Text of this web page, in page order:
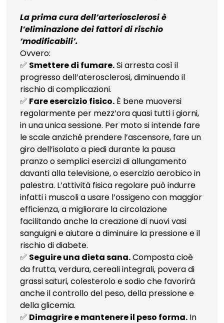
La prima cura dell’arteriosclerosi è
l’eliminazione dei fattori di rischio
‘modificabili’.
Ovvero:
✅ Smettere di fumare.Si arresta così il
progresso dell’aterosclerosi, diminuendo il
rischio di complicazioni.
✅ Fare esercizio fisico. È bene muoversi
regolarmente per mezz’ora quasi tutti i giorni,
in una unica sessione. Per moto si intende fare
le scale anziché prendere l’ascensore, fare un
giro dell’isolato a piedi durante la pausa
pranzo o semplici esercizi di allungamento
davanti alla televisione, o esercizio aerobico in
palestra. L’attività fisica regolare può indurre
infatti i muscoli a usare l’ossigeno con maggior
efficienza, a migliorare la circolazione
facilitando anche la creazione di nuovi vasi
sanguigni e aiutare a diminuire la pressione e il
rischio di diabete.
✅ Seguire una dieta sana.Composta cioè
da frutta, verdura, cereali integrali, povera di
grassi saturi, colesterolo e sodio che favorirà
anche il controllo del peso, della pressione e
della glicemia.
✅ Dimagrire e mantenere il peso forma. In